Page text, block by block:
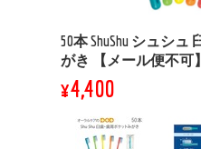
50本 ShuShu シュシ
がき 【メール便不可】
¥4,400